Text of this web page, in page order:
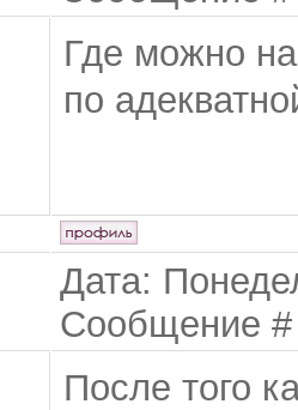
Где можно
по
Дата:
Сообщение
После того